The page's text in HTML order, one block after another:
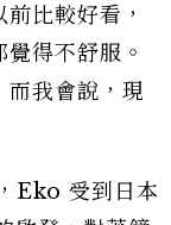
比較好看，
得不舒服。
而我會說，現
Eko 受到日本